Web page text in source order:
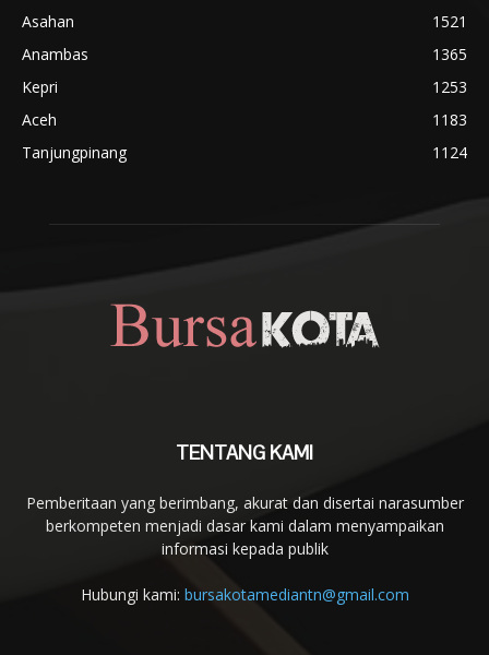
Asahan
1521
Anambas
1365
Kepri
1253
Aceh
1183
Tanjungpinang
1124
TENTANG KAMI
Pemberitaan yang berimbang, akurat dan disertai narasumber
berkompeten menjadi dasar kami dalam menyampaikan
informasi kepada publik
Hubungi kami: bursakotamediantn@gmail.com